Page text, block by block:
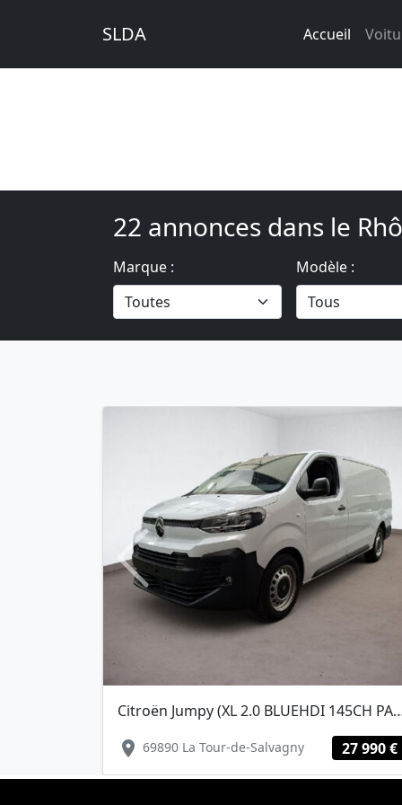
SLDA Accueil
22 annonces dans le
Marque : Modèle :
Citroën Jumpy (XL 2.0
location_on 69890 La Tour-de-Salvagny 27 990 €
Previous